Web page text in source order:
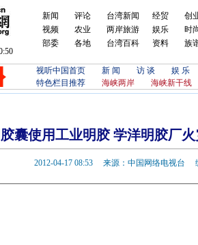
新闻
视频
部委
评论
农业
各地
台湾新闻
两岸旅游
台湾百科
经贸
娱乐
资料
创
时
族
视听中国首页 新 闻 访 谈
娱 乐
特色栏目推荐
海峡两岸 海峡新干线
囊使用工业明胶 学洋明胶厂
2012-04-17 08:53 来源：中国网络电视台